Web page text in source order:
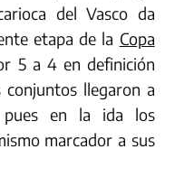
del Vasco da
etapa de la Copa
5 a 4 en definición
conjuntos llegaron a
pues en la ida los
marcador a sus